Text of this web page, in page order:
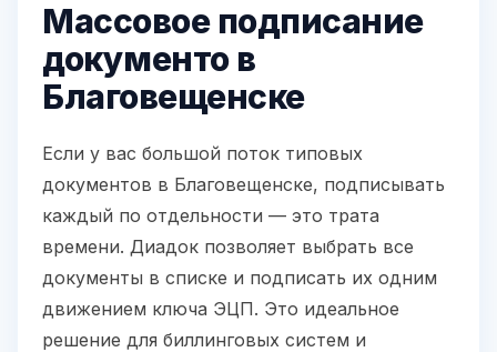
Массовое подписание
документо в
Благовещенске
Если у вас большой поток типовых
документов в Благовещенске, подписывать
каждый по отдельности — это трата
времени. Диадок позволяет выбрать все
документы в списке и подписать их одним
движением ключа ЭЦП. Это идеальное
решение для биллинговых систем и